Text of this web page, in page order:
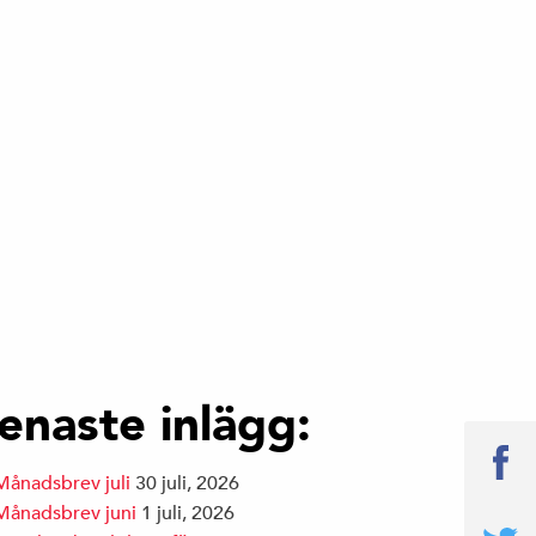
inlägg:
juli 30 juli, 2026
juni 1 juli, 2026